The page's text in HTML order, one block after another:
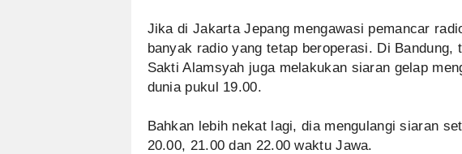
Jika di Jakarta Jepang mengawasi pemancar
banyak radio yang tetap beroperasi. Di Bandung,
Sakti Alamsyah juga melakukan siaran gelap
dunia pukul 19.00.
Bahkan lebih nekat lagi, dia mengulangi siaran
20.00, 21.00 dan 22.00 waktu Jawa.